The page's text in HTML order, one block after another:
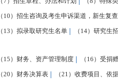
（10）招生咨询及考生申诉渠道，新生复
（13）拟录取研究生名单 （14）研究生
（15）财务、资产管理制度 （16）受捐
（20）财务决算表 （21）收费项目、依